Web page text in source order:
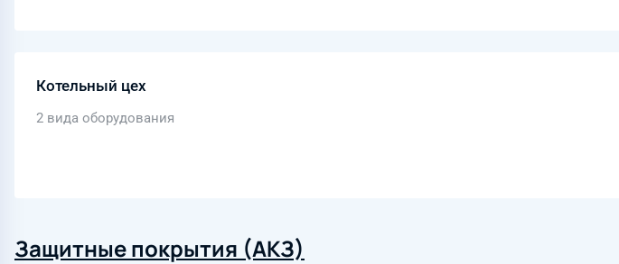
Котельный цех
2 вида оборудования
Защитные покрытия (АКЗ)